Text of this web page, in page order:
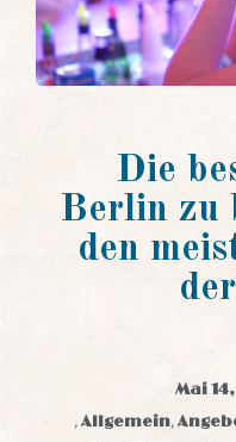
Die
Berlin zu
den
Mai
,Allgemein,